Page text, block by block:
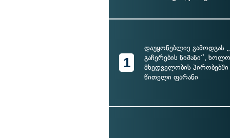
1
დაუყონებლივ გამოდგას
გაჩერების ნიშანი“,
მხედველობის პირობებში
წითელი ფარანი